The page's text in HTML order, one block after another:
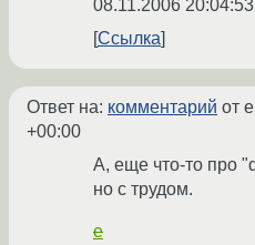
08.11.2006
Ссылка
Ответ на: комментарий от e
+00:00
А, еще что-то про
но с трудом.
e